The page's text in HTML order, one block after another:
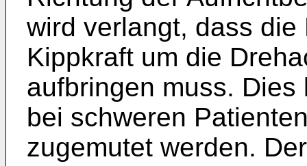
wird verlangt, dass
Kippkraft um die
aufbringen muss.
bei schweren
zugemutet werden.